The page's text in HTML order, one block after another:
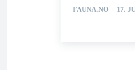
FAUNA.NO - 17.